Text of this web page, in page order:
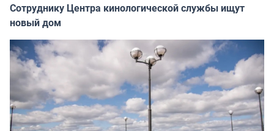
Сотруднику Центра кинологической службы ищут
новый дом